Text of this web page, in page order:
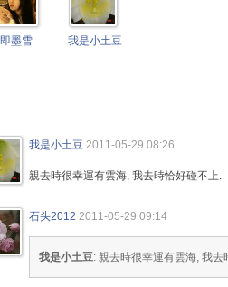
即墨雪 我是小土豆
我是小土豆 2011-05-29 08:26
親去時很幸運有雲海, 我去時恰好碰不上.
石头2012 2011-05-29 09:14
我是小土豆: 親去時很幸運有雲海, 我去